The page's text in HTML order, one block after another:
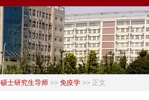
硕士研究生导师 >> 免疫学 >> 正文